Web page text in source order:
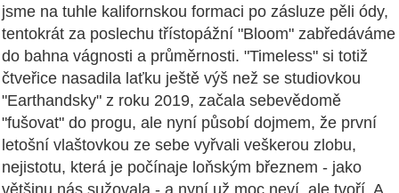
jsme na tuhle kalifornskou formaci po zásluze pěli ódy,
tentokrát za poslechu třístopážní "Bloom" zabředáváme
do bahna vágnosti a průměrnosti. "Timeless" si totiž
čtveřice nasadila laťku ještě výš než se studiovkou
"Earthandsky" z roku 2019, začala sebevědomě
"fušovat" do progu, ale nyní působí dojmem, že první
letošní vlaštovkou ze sebe vyřvali veškerou zlobu,
nejistotu, která je počínaje loňským březnem - jako